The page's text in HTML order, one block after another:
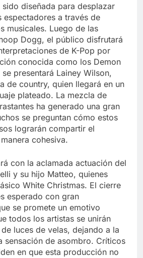
diseñada para desplazar
espectadores a través de
musicales. Luego de las
Dogg, el público disfrutará
de K-Pop por
conocida como los Demon
presentará Lainey Wilson,
de country, quien llegará en un
plateado. La mezcla de
ha generado una gran
se preguntan cómo estos
lograrán compartir el
cohesiva.
con la aclamada actuación del
y su hijo Matteo, quienes
White Christmas. El cierre
esperado con gran
se promete un emotivo
todos los artistas se unirán
luces de velas, dejando a la
sensación de asombro. Críticos
en que esta producción no